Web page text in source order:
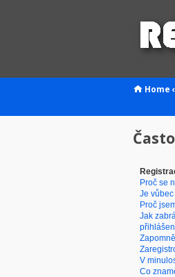
Home ‹
Proč se
Je
Proč
Jak
V
Co